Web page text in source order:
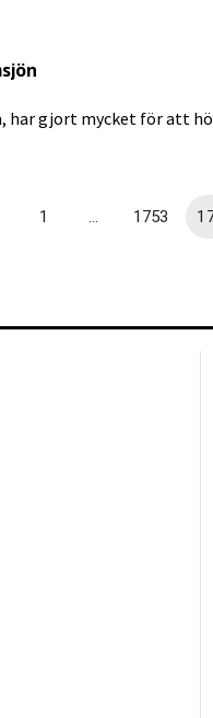
har gjort mycket för att
1 1753